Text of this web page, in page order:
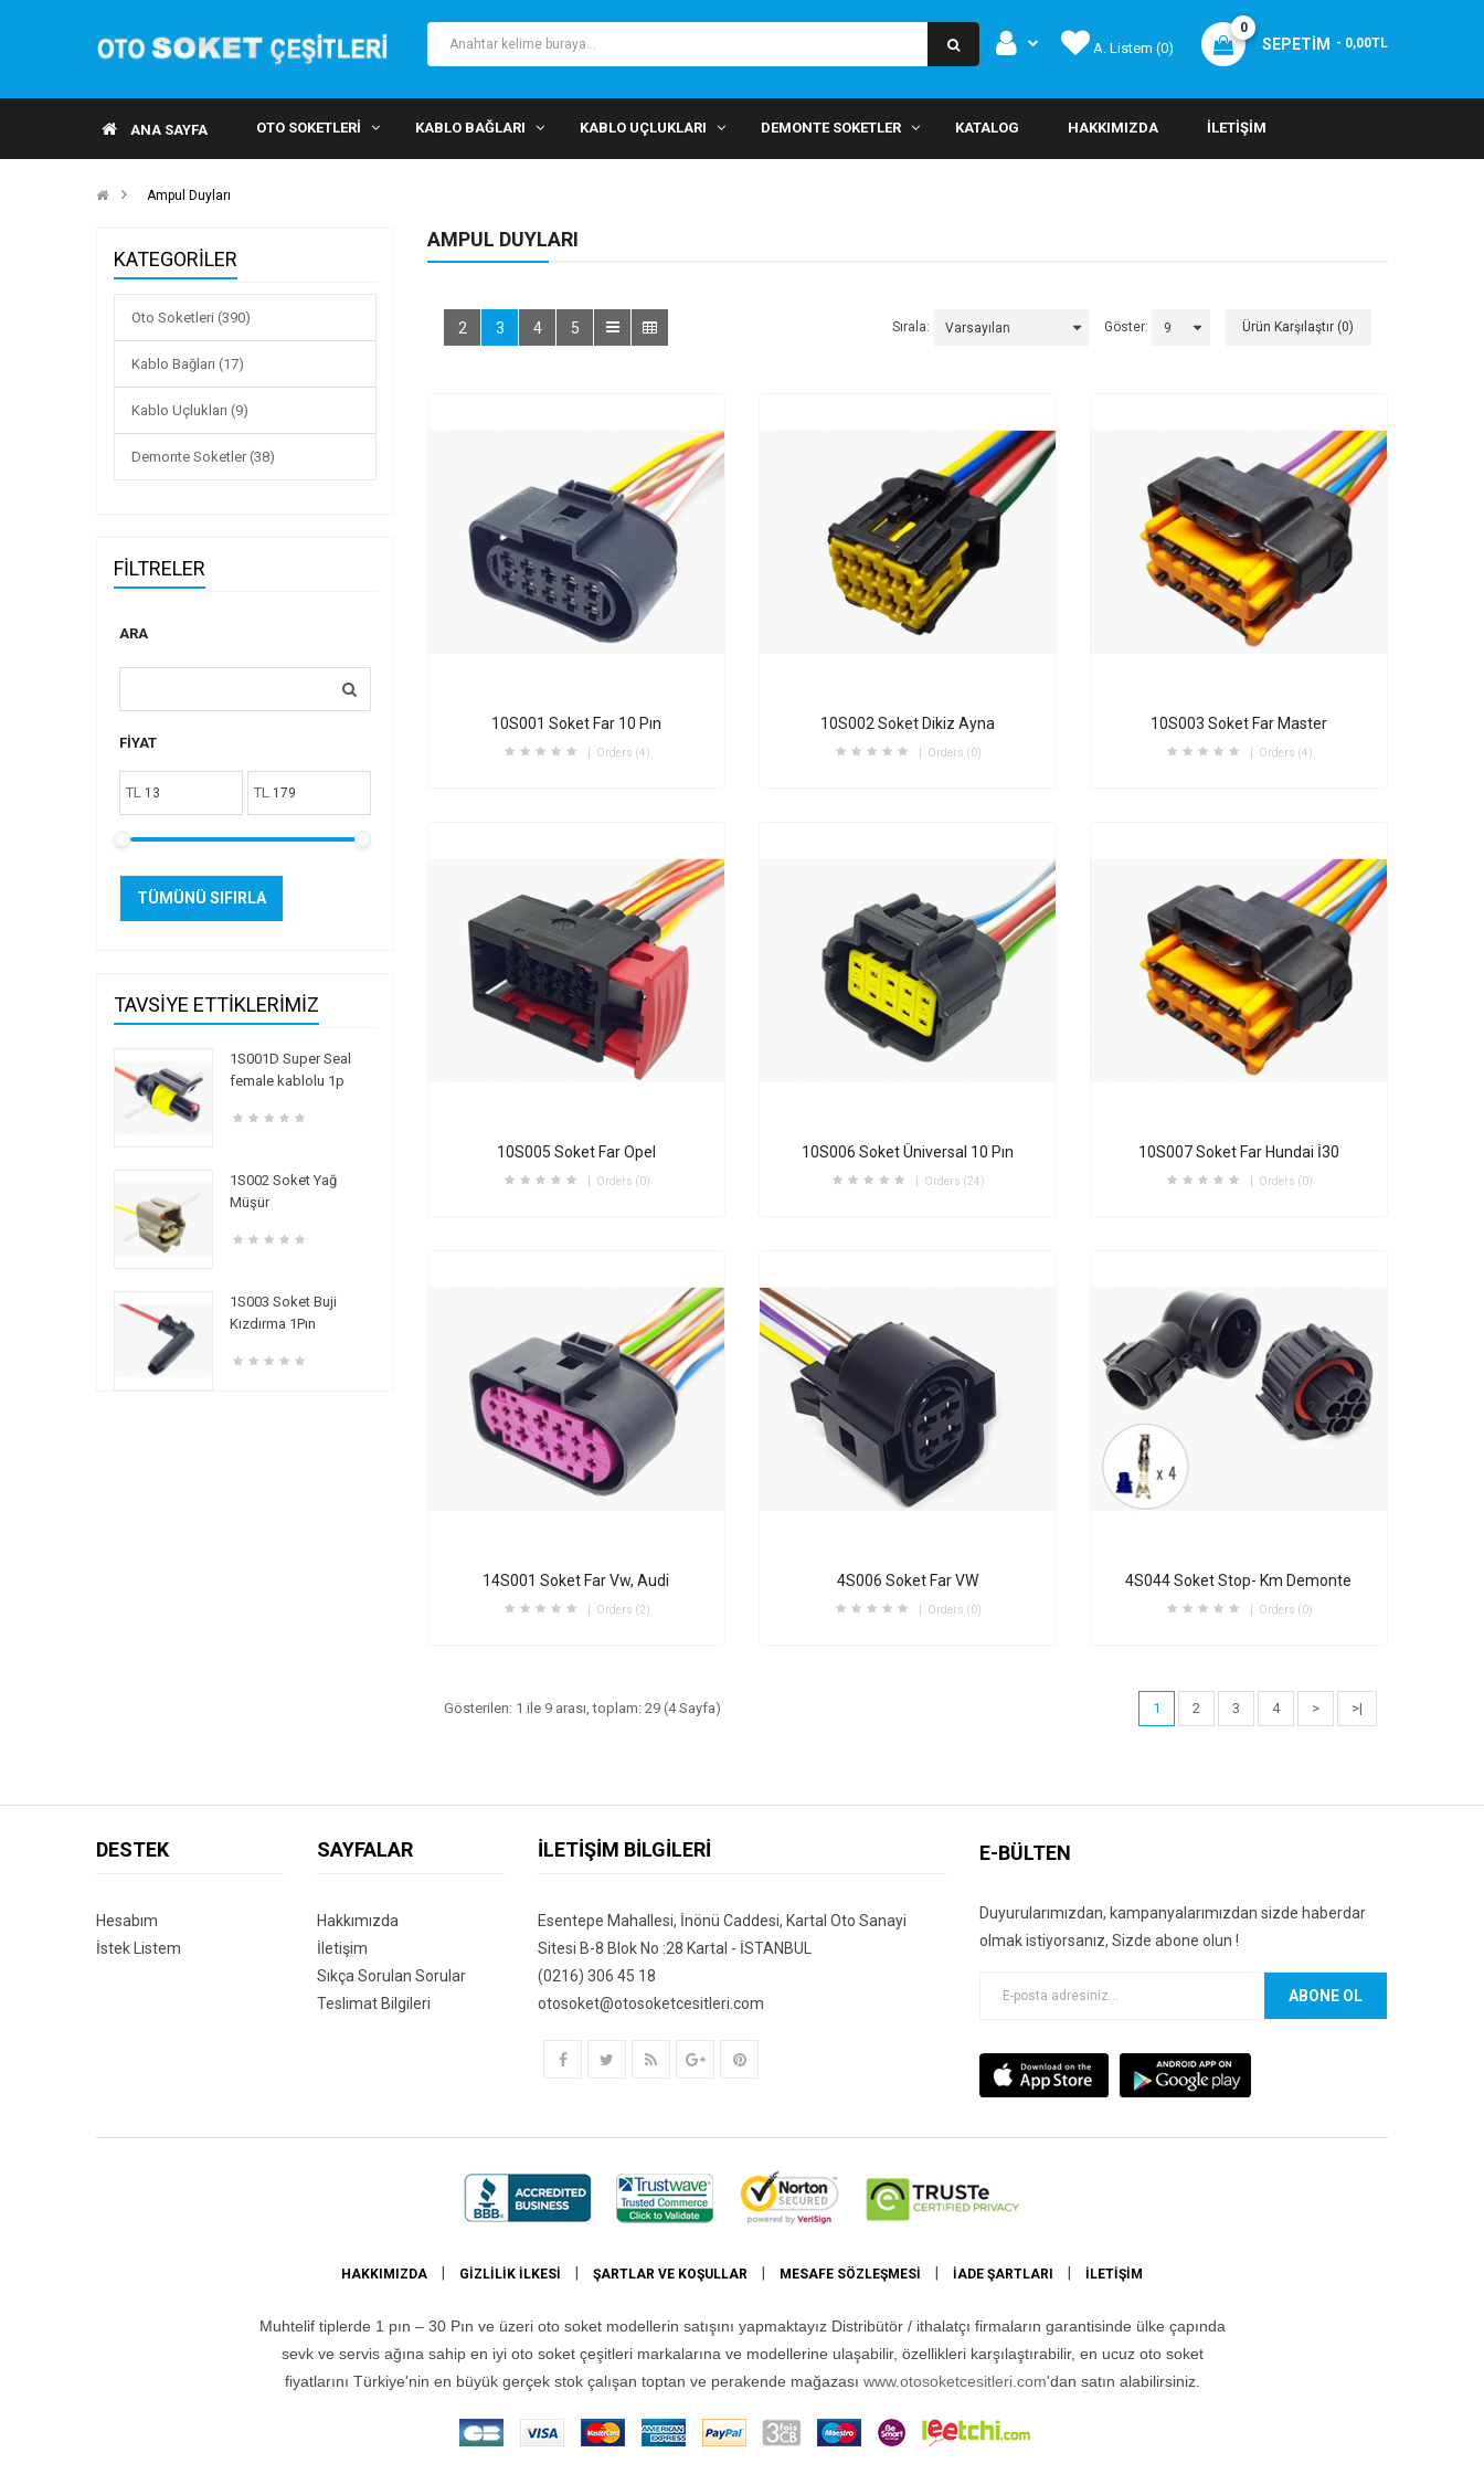
SEPETIM
0
- 0,00TL
A. Listem (0)
ANA SAYFA OTO SOKETLERI KABLO BAĞLARI KABLO UÇLUKLARI DEMONTE SOKETLER KATALOG HAKKIMIZDA İLETIŞIM
Ampul Duyları
KATEGORILER
Oto Soketleri (390)
Kablo Bağları (17)
Kablo Uçlukları (9)
Demonte Soketler (38)
FİLTRELER
ARA
FIYAT
TL TL
TÜMÜNÜ SIFIRLA
TAVSIYE ETTIKLERIMIZ
1S001D Super Seal
female kablolu 1p
1S002 Soket Yağ
Müşür
1S003 Soket Buji
Kızdırma 1Pın
AMPUL DUYLARI
2 3 4 5 Sırala: Göster: Ürün Karşılaştır (0)
10S001 Soket Far 10 Pın
Orders (4)
10S002 Soket Dikiz Ayna
Orders (0)
10S003 Soket Far Master
Orders (4)
10S005 Soket Far Opel
Orders (0)
10S006 Soket Üniversal 10 Pın
Orders (24)
10S007 Soket Far Hundai İ30
Orders (0)
14S001 Soket Far Vw, Audi
Orders (2)
4S006 Soket Far VW
Orders (0)
4S044 Soket Stop- Km Demonte
Orders (0)
Gösterilen: 1 ile 9 arası, toplam: 29 (4 Sayfa) 1 2 3 4 > >|
DESTEK
Hesabım
İstek Listem
SAYFALAR
Hakkımızda
İletişim
Sıkça Sorulan Sorular
Teslimat Bilgileri
İLETIŞIM BILGILERI
Esentepe Mahallesi, İnönü Caddesi, Kartal Oto Sanayi
Sitesi B-8 Blok No :28 Kartal - İSTANBUL
(0216) 306 45 18
otosoket@otosoketcesitleri.com
E-BÜLTEN
Duyurularımızdan, kampanyalarımızdan sizde haberdar
olmak istiyorsanız, Sizde abone olun !
ABONE OL
HAKKIMIZDA GIZLILIK İLKESI ŞARTLAR VE KOŞULLAR MESAFE SÖZLEŞMESI İADE ŞARTLARI İLETIŞIM
Muhtelif tiplerde 1 pın – 30 Pın ve üzeri oto soket modellerin satışını yapmaktayız Distribütör / ithalatçı firmaların garantisinde ülke çapında
sevk ve servis ağına sahip en iyi oto soket çeşitleri markalarına ve modellerine ulaşabilir, özellikleri karşılaştırabilir, en ucuz oto soket
fiyatlarını Türkiye'nin en büyük gerçek stok çalışan toptan ve perakende mağazası www.otosoketcesitleri.com'dan satın alabilirsiniz.